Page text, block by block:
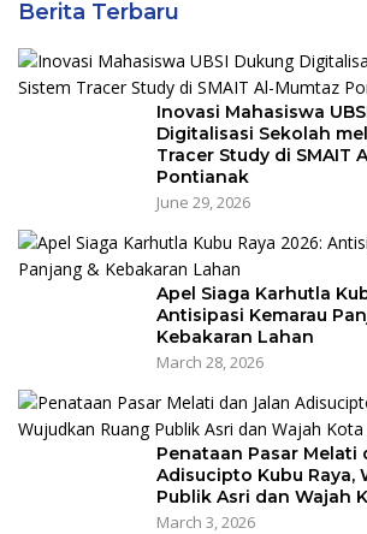
Berita Terbaru
Inovasi Mahasiswa
Digitalisasi Sekolah
Tracer Study di SMAIT
Pontianak
June 29, 2026
Apel Siaga Karhutla
Antisipasi Kemarau
Kebakaran Lahan
March 28, 2026
Penataan Pasar Melati
Adisucipto Kubu Raya,
Publik Asri dan Wajah
March 3, 2026